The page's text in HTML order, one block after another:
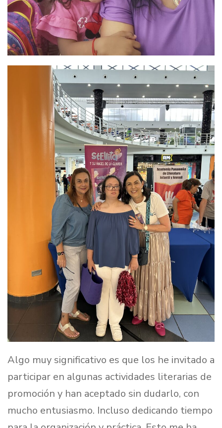
Algo muy significativo es que los he invitado a
participar en algunas actividades literarias de
promoción y han aceptado sin dudarlo, con
mucho entusiasmo. Incluso dedicando tiempo